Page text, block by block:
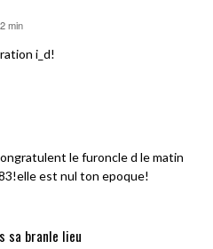
min
i_d!
le furoncle d le matin
est nul ton epoque!
sa branle lieu